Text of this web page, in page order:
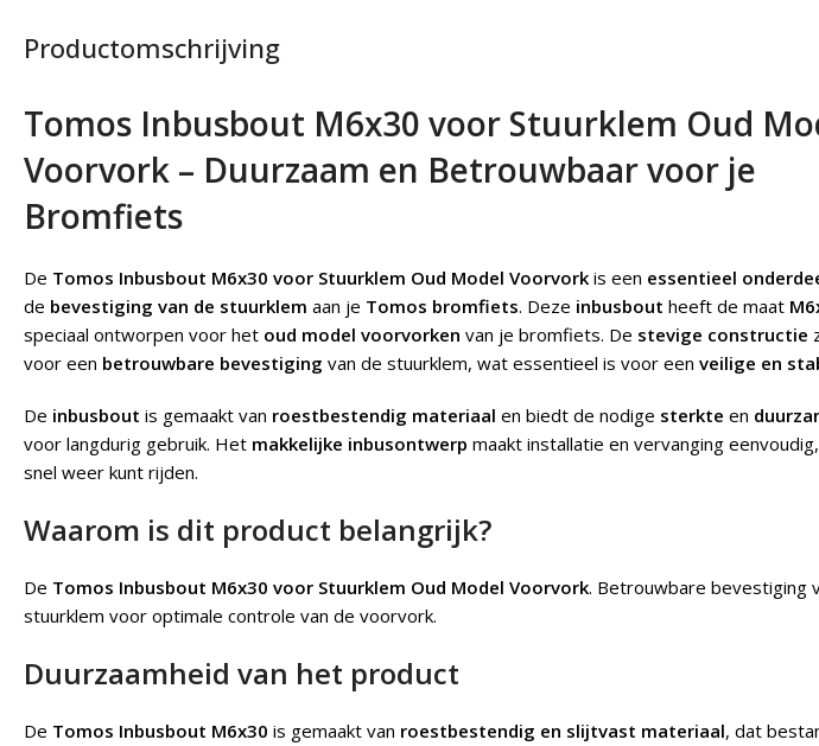
Productomschrijving
Tomos Inbusbout M6x30 voor Stuurklem Oud
Voorvork – Duurzaam en Betrouwbaar voor je
Bromfiets
De Tomos Inbusbout M6x30 voor Stuurklem Oud Model Voorvork is een essentieel
de bevestiging van de stuurklem aan je Tomos bromfiets. Deze inbusbout heeft de maat
speciaal ontworpen voor het oud model voorvorken van je bromfiets. De stevige constructie
voor een betrouwbare bevestiging van de stuurklem, wat essentieel is voor een veilige en
De inbusbout is gemaakt van roestbestendig materiaal en biedt de nodige sterkte en
voor langdurig gebruik. Het makkelijke inbusontwerp maakt installatie en vervanging
snel weer kunt rijden.
Waarom is dit product belangrijk?
De Tomos Inbusbout M6x30 voor Stuurklem Oud Model Voorvork. Betrouwbare bevestiging
stuurklem voor optimale controle van de voorvork.
Duurzaamheid van het product
De Tomos Inbusbout M6x30 is gemaakt van roestbestendig en slijtvast materiaal, dat